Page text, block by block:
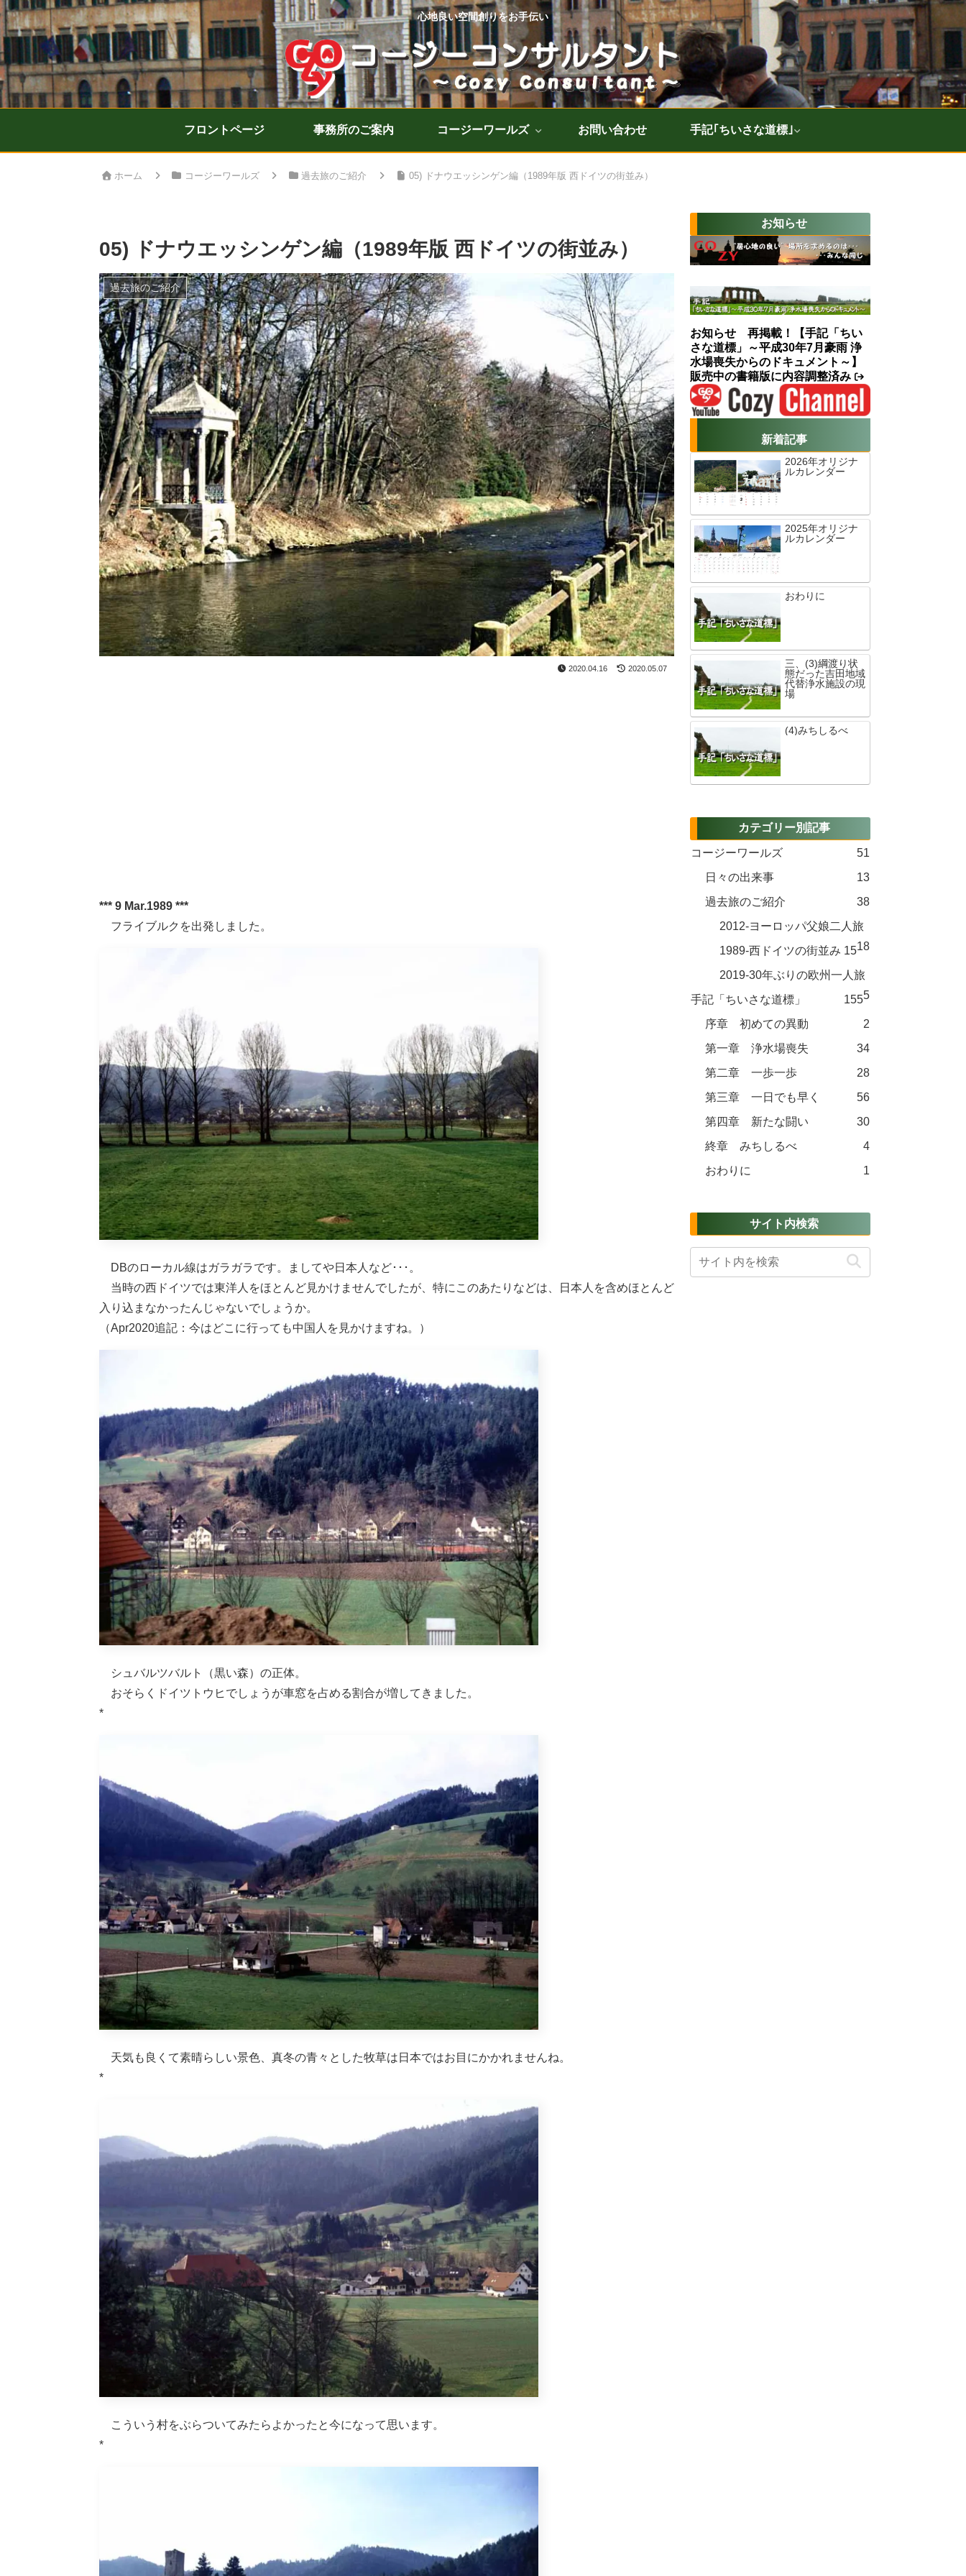
心地良い空間創りをお手伝い
フロントページ 事務所のご案内 コージーワールズ お問い合わせ 手記｢ちいさな道標｣
ホーム コージーワールズ 過去旅のご紹介 05) ドナウエッシンゲン編（1989年版 西ドイツの街並み）
05) ドナウエッシンゲン編（1989年版 西ドイツの街並み）
過去旅のご紹介
2020.04.16 2020.05.07
*** 9 Mar.1989 ***
フライブルクを出発しました。
DBのローカル線はガラガラです。ましてや日本人など･･･。
当時の西ドイツでは東洋人をほとんど見かけませんでしたが、特にこのあたりなどは、日本人を含めほとんど
入り込まなかったんじゃないでしょうか。
（Apr2020追記：今はどこに行っても中国人を見かけますね。）
シュバルツバルト（黒い森）の正体。
おそらくドイツトウヒでしょうが車窓を占める割合が増してきました。
*
天気も良くて素晴らしい景色、真冬の青々とした牧草は日本ではお目にかかれませんね。
*
こういう村をぶらついてみたらよかったと今になって思います。
*
お知らせ
お知らせ 再掲載！【手記「ちい
さな道標」～平成30年7月豪雨 浄
水場喪失からのドキュメント～】
販売中の書籍版に内容調整済み
新着記事
2026年オリジナ
ルカレンダー
2025年オリジナ
ルカレンダー
おわりに
三、(3)綱渡り状
態だった吉田地域
代替浄水施設の現
場
(4)みちしるべ
カテゴリー別記事
コージーワールズ
51
日々の出来事
13
過去旅のご紹介
38
2012-ヨーロッパ父娘二人旅
18
1989-西ドイツの街並み 15
2019-30年ぶりの欧州一人旅
5
手記「ちいさな道標」
155
序章 初めての異動
2
第一章 浄水場喪失
34
第二章 一歩一歩
28
第三章 一日でも早く
56
第四章 新たな闘い
30
終章 みちしるべ
4
おわりに
1
サイト内検索